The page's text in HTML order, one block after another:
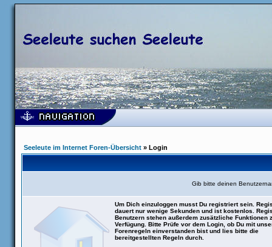
Seeleute im Internet Foren-Übersicht » Login
Gib bitte deinen
Um Dich einzuloggen musst Du registriert sein.
dauert nur wenige Sekunden und ist kostenlos.
Benutzern stehen außerdem zusätzliche Funktionen
Verfügung. Bitte Prüfe vor dem Login, ob Du mit
Forenregeln einverstanden bist und lies bitte die
bereitgestellten Regeln durch.